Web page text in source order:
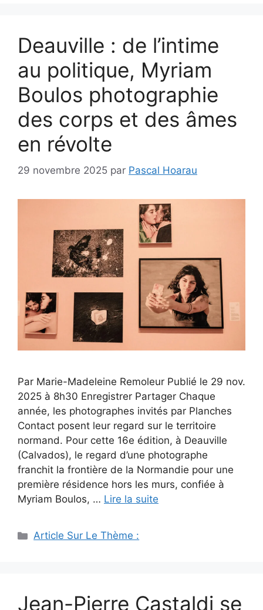
Deauville : de l’intime
au politique, Myriam
Boulos photographie
des corps et des âmes
en révolte
29 novembre 2025 par Pascal Hoarau
Par Marie-Madeleine Remoleur Publié le 29 nov.
2025 à 8h30 Enregistrer Partager Chaque
année, les photographes invités par Planches
Contact posent leur regard sur le territoire
normand. Pour cette 16e édition, à Deauville
(Calvados), le regard d’une photographe
franchit la frontière de la Normandie pour une
première résidence hors les murs, confiée à
Myriam Boulos, … Lire la suite
Catégories
Article Sur Le Thème :
Jean-Pierre Castaldi se